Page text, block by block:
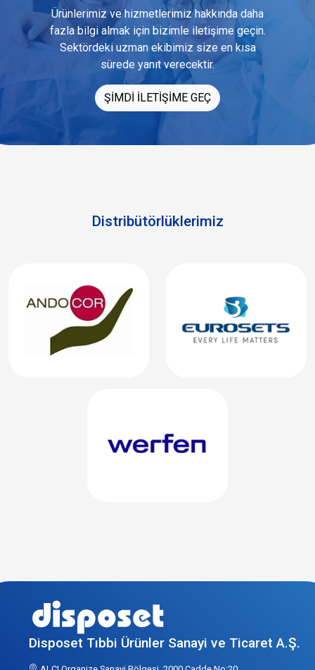
Ürünlerimiz ve hizmetlerimiz hakkında daha
fazla bilgi almak için bizimle iletişime geçin.
Sektördeki uzman ekibimiz size en kısa
sürede yanıt verecektir.
ŞİMDİ İLETİŞİME GEÇ
Distribütörlüklerimiz
Disposet Tıbbi Ürünler Sanayi ve Ticaret A.Ş.